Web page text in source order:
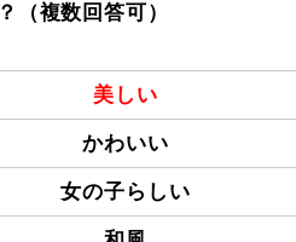
（複数回答可）
美しい
かわいい
女の子らしい